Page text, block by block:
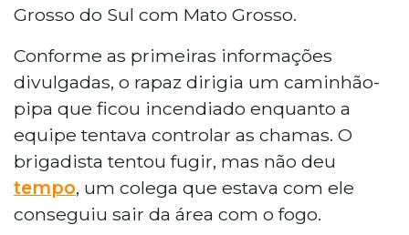
Grosso do Sul com Mato Grosso.
Conforme as primeiras informações
divulgadas, o rapaz dirigia um caminhão-
pipa que ficou incendiado enquanto a
equipe tentava controlar as chamas. O
brigadista tentou fugir, mas não deu
tempo, um colega que estava com ele
conseguiu sair da área com o fogo.